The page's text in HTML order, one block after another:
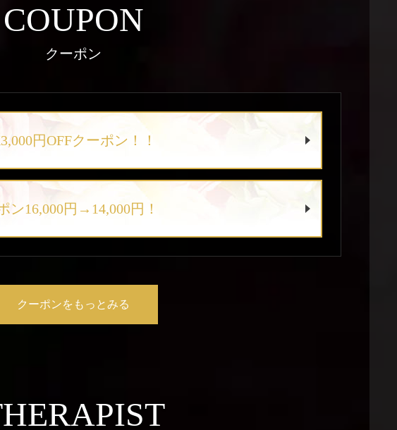
COUPON
クーポン
円OFFクーポン！！
ン16,000円→14,000円！
クーポンをもっとみる